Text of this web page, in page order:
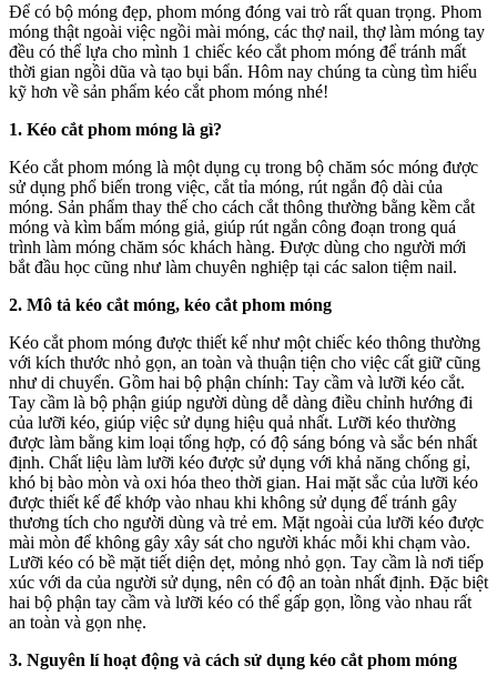
Để có bộ móng đẹp, phom móng đóng vai trò rất quan trọng. Phom
móng thật ngoài việc ngồi mài móng, các thợ nail, thợ làm móng tay
đều có thể lựa cho mình 1 chiếc kéo cắt phom móng để tránh mất
thời gian ngồi dũa và tạo bụi bẩn. Hôm nay chúng ta cùng tìm hiểu
kỹ hơn về sản phẩm kéo cắt phom móng nhé!
1. Kéo cắt phom móng là gì?
Kéo cắt phom móng là một dụng cụ trong bộ chăm sóc móng được
sử dụng phổ biến trong việc, cắt tỉa móng, rút ngắn độ dài của
móng. Sản phẩm thay thế cho cách cắt thông thường bằng kềm cắt
móng và kìm bấm móng giả, giúp rút ngắn công đoạn trong quá
trình làm móng chăm sóc khách hàng. Được dùng cho người mới
bắt đầu học cũng như làm chuyên nghiệp tại các salon tiệm nail.
2. Mô tả kéo cắt móng, kéo cắt phom móng
Kéo cắt phom móng được thiết kế như một chiếc kéo thông thường
với kích thước nhỏ gọn, an toàn và thuận tiện cho việc cất giữ cũng
như di chuyển. Gồm hai bộ phận chính: Tay cầm và lưỡi kéo cắt.
Tay cầm là bộ phận giúp người dùng dễ dàng điều chỉnh hướng đi
của lưỡi kéo, giúp việc sử dụng hiệu quả nhất. Lưỡi kéo thường
được làm bằng kim loại tổng hợp, có độ sáng bóng và sắc bén nhất
định. Chất liệu làm lưỡi kéo được sử dụng với khả năng chống gỉ,
khó bị bào mòn và oxi hóa theo thời gian. Hai mặt sắc của lưỡi kéo
được thiết kế để khớp vào nhau khi không sử dụng để tránh gây
thương tích cho người dùng và trẻ em. Mặt ngoài của lưỡi kéo được
mài mòn để không gây xây sát cho người khác mỗi khi chạm vào.
Lưỡi kéo có bề mặt tiết diện dẹt, mỏng nhỏ gọn. Tay cầm là nơi tiếp
xúc với da của người sử dụng, nên có độ an toàn nhất định. Đặc biệt
hai bộ phận tay cầm và lưỡi kéo có thể gấp gọn, lồng vào nhau rất
an toàn và gọn nhẹ.
3. Nguyên lí hoạt động và cách sử dụng kéo cắt phom móng